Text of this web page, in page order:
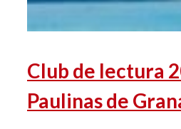
Club de lectura
Paulinas de